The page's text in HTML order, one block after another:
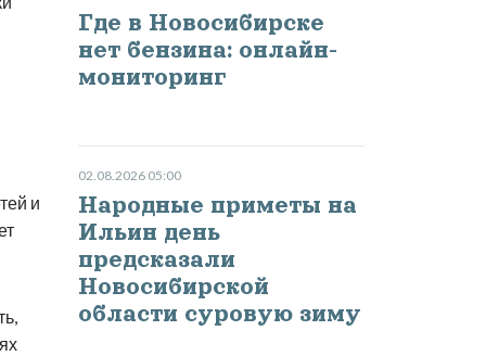
и
Где в Новосибирске
нет бензина: онлайн-
мониторинг
02.08.2026 05:00
Народные приметы на
Ильин день
предсказали
Новосибирской
области суровую зиму